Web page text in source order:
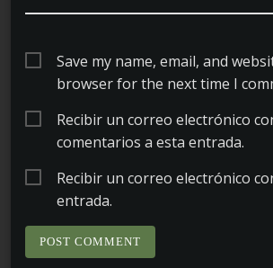
Save my name, email, and
browser for the next time I
Recibir un correo electrónico
comentarios a esta entrada.
Recibir un correo electrónico
entrada.